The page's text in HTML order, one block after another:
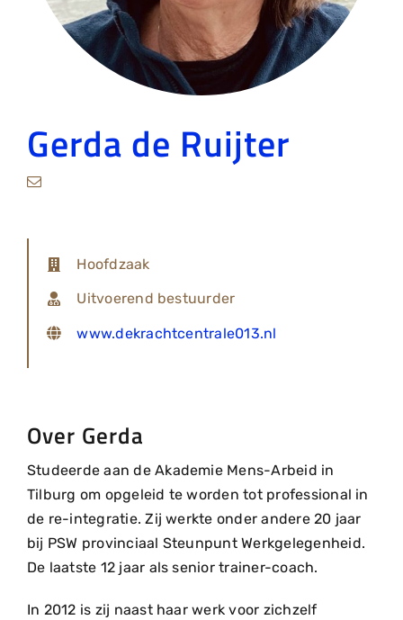
Gerda de Ruijter
Hoofdzaak
Uitvoerend bestuurder
www.dekrachtcentrale013.nl
Over Gerda
Studeerde aan de Akademie Mens-Arbeid in
Tilburg om opgeleid te worden tot professional in
de re-integratie. Zij werkte onder andere 20 jaar
bij PSW provinciaal Steunpunt Werkgelegenheid.
De laatste 12 jaar als senior trainer-coach.
In 2012 is zij naast haar werk voor zichzelf